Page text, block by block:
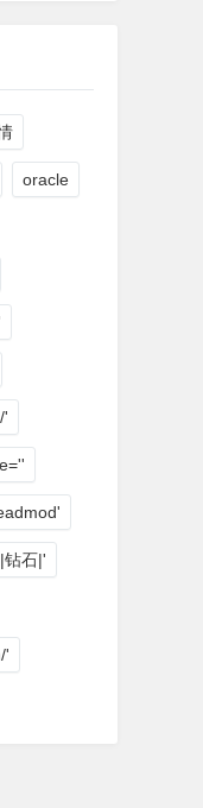
oracle
'
|钻石|'
'